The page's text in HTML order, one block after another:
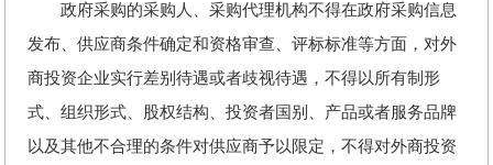
政府采购的采购人、采购代理机构不得在政府采购信息
发布、供应商条件确定和资格审查、评标标准等方面，对外
商投资企业实行差别待遇或者歧视待遇，不得以所有制形
式、组织形式、股权结构、投资者国别、产品或者服务品牌
以及其他不合理的条件对供应商予以限定，不得对外商投资